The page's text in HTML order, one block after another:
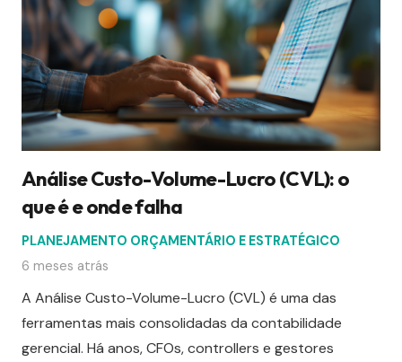
Análise Custo-Volume-Lucro (CVL): o
que é e onde falha
PLANEJAMENTO ORÇAMENTÁRIO E ESTRATÉGICO
6 meses atrás
A Análise Custo-Volume-Lucro (CVL) é uma das
ferramentas mais consolidadas da contabilidade
gerencial. Há anos, CFOs, controllers e gestores